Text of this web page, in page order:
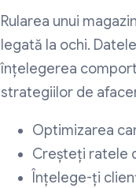
Rularea unui
legată la ochi.
înțelegerea
strategiilor de
Optimizarea
Creșteți ratele
Înțelege-ți